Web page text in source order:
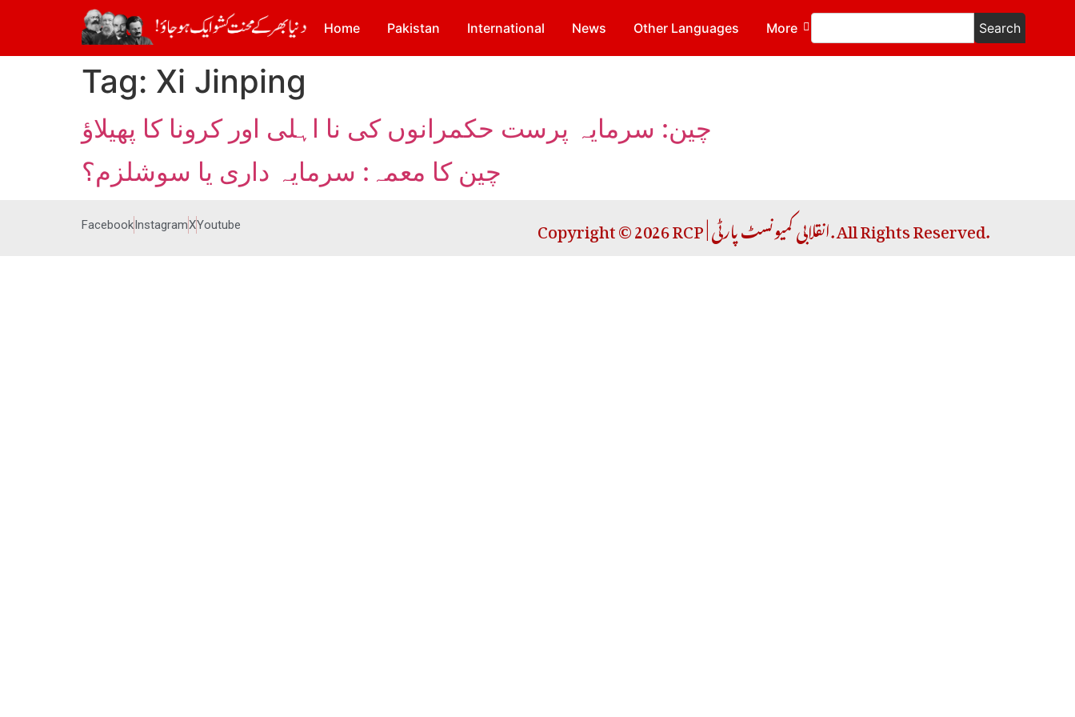
Home Pakistan International News Other Languages More Search
Tag: Xi Jinping
چین: سرمایہ پرست حکمرانوں کی نا اہلی اور کرونا کا پھیلاؤ
چین کا معمہ: سرمایہ داری یا سوشلزم؟
FacebookInstagramXYoutube Copyright © 2026 RCP | انقلابی کمیونسٹ پارٹی. All Rights Reserved.